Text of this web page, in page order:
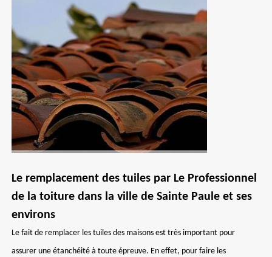
Le remplacement des tuiles par Le Professionnel
de la toiture dans la ville de Sainte Paule et ses
environs
Le fait de remplacer les tuiles des maisons est très important pour
assurer une étanchéité à toute épreuve. En effet, pour faire les